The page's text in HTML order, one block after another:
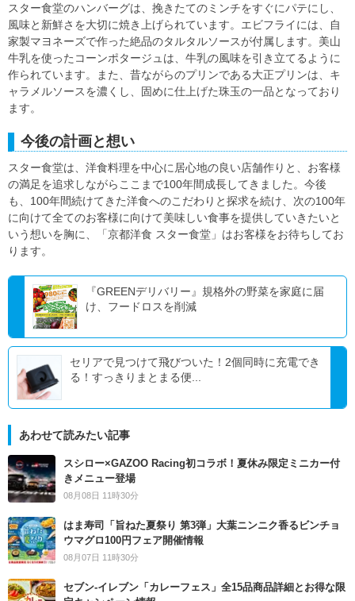
スター食堂のハンバーグは、挽きたてのミンチをすぐにパテにし、
風味と新鮮さを大切に焼き上げられています。エビフライには、自
家製マヨネーズで作った絶品のタルタルソースが付属します。美山
牛乳を使ったコーンポタージュは、牛乳の風味を引き立てるように
作られています。また、昔ながらのプリンである大正プリンは、キ
ャラメルソースを濃くし、固めに仕上げた珠玉の一品となっており
ます。
今後の計画と想い
スター食堂は、洋食料理を中心に居心地の良い店舗作りと、お客様
の満足を追求しながらここまで100年間成長してきました。今後
も、100年間続けてきた洋食へのこだわりと探求を続け、次の100年
に向けて全てのお客様に向けて美味しい食事を提供していきたいと
いう想いを胸に、「京都洋食 スター食堂」はお客様をお待ちしてお
ります。
『GREENデリバリー』規格外の野菜を家庭に届
け、フードロスを削減
セリアで見つけて飛びついた！2個同時に充電でき
る！すっきりまとまる便...
あわせて読みたい記事
スシロー×GAZOO Racing初コラボ！夏休み限定ミニカー付
きメニュー登場
08月08日 11時30分
はま寿司「旨ねた夏祭り 第3弾」大葉ニンニク香るビンチョ
ウマグロ100円フェア開催情報
08月07日 11時30分
セブン‐イレブン「カレーフェス」全15品商品詳細とお得な限